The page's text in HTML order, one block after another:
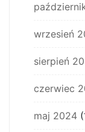
wrzesień
sierpień
czerwiec
maj 2024